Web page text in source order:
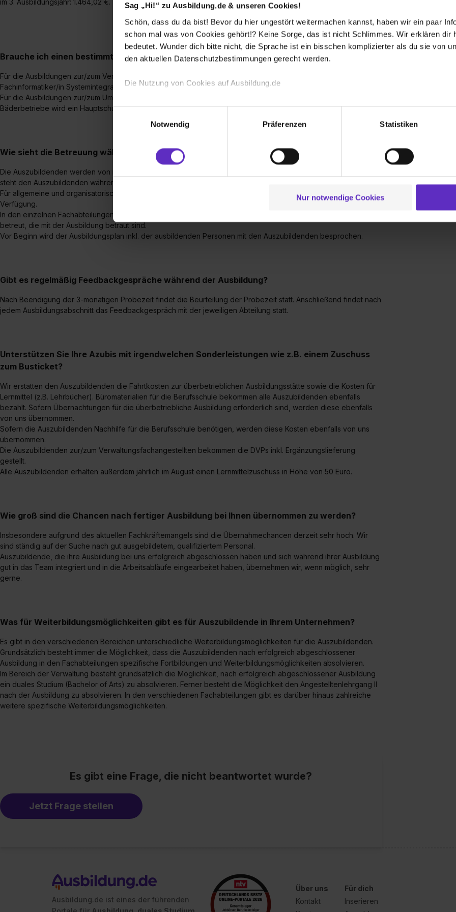
Sag „Hi!“ zu Ausbildung.de & unseren Cookies!
Schön, dass du da bist! Bevor du hier ungestört weitermachen kannst, haben wir ein paar
schon mal was von Cookies gehört!? Keine Sorge, das ist nicht Schlimmes. Wir erklären dir
bedeutet. Wunder dich bitte nicht, die Sprache ist ein bisschen komplizierter als du sie von
den aktuellen Datenschutzbestimmungen gerecht werden.
Die Nutzung von Cookies auf Ausbildung.de
Wir verwenden Cookies zur technischen Funktion unserer Webseite („Notwendig“), um von
Webseite getroffenen Einstellungen zu speichern ( „Präferenzen“), die Zugriffe auf unsere
(„Statistiken“), um Informationen zu deiner Verwendung unserer Website an unsere Partner
und Analysen weiterzugeben und um Inhalte und Anzeigen zu personalisieren („Social Media
Partner führen diese Informationen möglicherweise mit weiteren Daten zusammen, die du
zu. . In diesem Fall sowie bei der separaten Aktivierung von „Social Media und Marketing“
einverstanden, dass dir nach Setzen der Cookies externe Inhalte (z.B. Videos oder Posts)
Erlaubnis hierfür kannst du auch später noch im Einzelfall bei dem jeweiligen Inhalt erteilen.
Verwendungszwecke zulassen, triff deine Auswahl über die Checkboxen und klick auf
verfügen über kein angemessenes Datenschutzniveau (EuGH – Schrems II). Du kannst die
„Datenschutz-Einstellungen“ widerrufen. Weitere Informationen zu den einzelnen Cookies
„Details zeigen“. Weitere Informationen:Datenschutzerklärung
Einwilligungsauswahl
Notwendig
Präferenzen Statistiken
Nur notwendige Cookies
Was für
im 3. Ausbildungsjahr: 1.464,02 €.
Brauche ich einen bestimmten Schulabschluss, um eine Ausbildung bei Ihnen zu machen?
Für die Ausbildungen zur/zum Verwaltungsfachangestellten Fachrichtung Kommunalverwaltung sowie zur/zum
Fachinformatiker/in Systemintegration wird ein Realschulabschluss vorausgesetzt.
Für die Ausbildungen zur/zum Umwelttechnologin/Umwelttechnologen sowie zur/zum Fachangestellten für
Bäderbetriebe wird ein Hauptschulabschluss vorausgesetzt.
Wie sieht die Betreuung während einer Ausbildung in Ihrem Betrieb aus?
Die Auszubildenden werden von ihrer/ihrem Ausbilder/in während der gesamten Ausbildung betreut. Die Person
steht den Auszubildenden während der Ausbildung als Ansprechpartner/in für fachliche Fragen zur Verfügung.
Für allgemeine und organisatorische Fragen zur Ausbildung steht den Auszubildenden die Ausbildungsleitung zur
Verfügung.
In den einzelnen Fachabteilungen werden die Auszubildenden von Mitarbeitenden der jeweiligen Abteilung
betreut, die mit der Ausbildung betraut sind.
Vor Beginn wird der Ausbildungsplan inkl. der ausbildenden Personen mit den Auszubildenden besprochen.
Gibt es regelmäßig Feedbackgespräche während der Ausbildung?
Nach Beendigung der 3-monatigen Probezeit findet die Beurteilung der Probezeit statt. Anschließend findet nach
jedem Ausbildungsabschnitt das Feedbackgespräch mit der jeweiligen Abteilung statt.
Unterstützen Sie Ihre Azubis mit irgendwelchen Sonderleistungen wie z.B. einem Zuschuss
zum Busticket?
Wir erstatten den Auszubildenden die Fahrtkosten zur überbetrieblichen Ausbildungsstätte sowie die Kosten für
Lernmittel (z.B. Lehrbücher). Büromaterialien für die Berufsschule bekommen alle Auszubildenden ebenfalls
bezahlt. Sofern Übernachtungen für die überbetriebliche Ausbildung erforderlich sind, werden diese ebenfalls
von uns übernommen.
Sofern die Auszubildenden Nachhilfe für die Berufsschule benötigen, werden diese Kosten ebenfalls von uns
übernommen.
Die Auszubildenden zur/zum Verwaltungsfachangestellten bekommen die DVPs inkl. Ergänzungslieferung
gestellt.
Alle Auszubildenden erhalten außerdem jährlich im August einen Lernmittelzuschuss in Höhe von 50 Euro.
Wie groß sind die Chancen nach fertiger Ausbildung bei Ihnen übernommen zu werden?
Insbesondere aufgrund des aktuellen Fachkräftemangels sind die Übernahmechancen derzeit sehr hoch. Wir
sind ständig auf der Suche nach gut ausgebildetem, qualifiziertem Personal.
Auszubildende, die ihre Ausbildung bei uns erfolgreich abgeschlossen haben und sich während ihrer Ausbildung
gut in das Team integriert und in die Arbeitsabläufe eingearbeitet haben, übernehmen wir, wenn möglich, sehr
gerne.
Was für Weiterbildungsmöglichkeiten gibt es für Auszubildende in Ihrem Unternehmen?
Es gibt in den verschiedenen Bereichen unterschiedliche Weiterbildungsmöglichkeiten für die Auszubildenden.
Grundsätzlich besteht immer die Möglichkeit, dass die Auszubildenden nach erfolgreich abgeschlossener
Ausbildung in den Fachabteilungen spezifische Fortbildungen und Weiterbildungsmöglichkeiten absolvieren.
Im Bereich der Verwaltung besteht grundsätzlich die Möglichkeit, nach erfolgreich abgeschlossener Ausbildung
ein duales Studium (Bachelor of Arts) zu absolvieren. Ferner besteht die Möglichkeit den Angestelltenlehrgang II
nach der Ausbildung zu absolvieren. In den verschiedenen Fachabteilungen gibt es darüber hinaus zahlreiche
weitere spezifische Weiterbildungsmöglichkeiten.
Es gibt eine Frage, die nicht beantwortet wurde?
Jetzt Frage stellen
Ausbildung.de ist eines der führenden
Über uns
Kontakt
Für dich
Inserieren